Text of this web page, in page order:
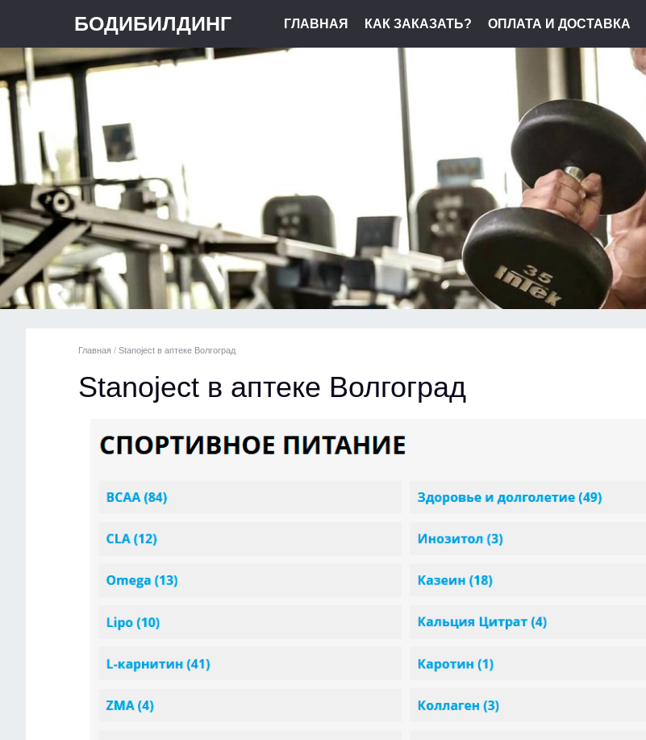
БОДИБИЛДИНГ ГЛАВНАЯ КАК ЗАКАЗАТЬ? ОПЛАТА И ДОСТАВКА
Главная / Stanoject в аптеке Волгоград
Stanoject в аптеке Волгоград